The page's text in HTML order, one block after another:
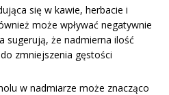
się w kawie, herbacie i
może wpływać negatywnie
sugerują, że nadmierna ilość
zmniejszenia gęstości
w nadmiarze może znacząco